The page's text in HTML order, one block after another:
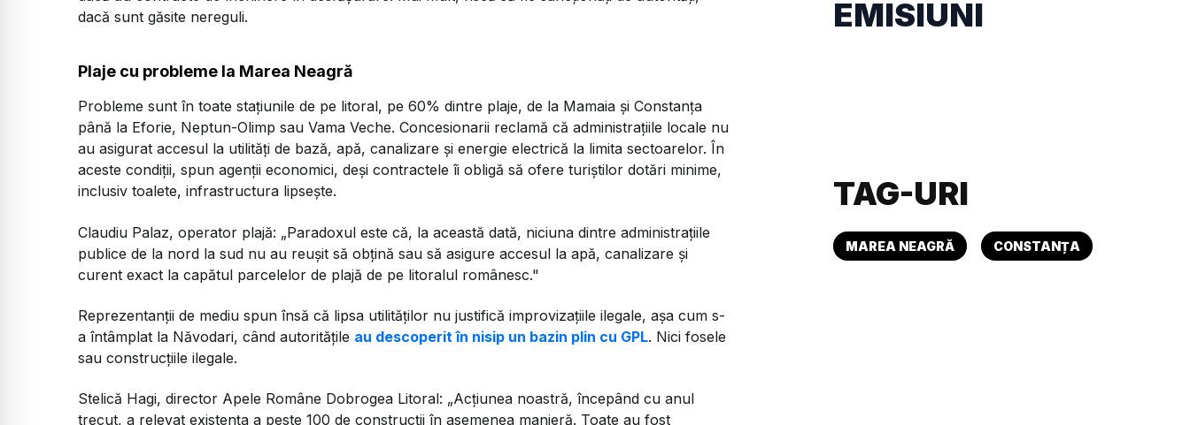
dacă sunt găsite nereguli.
Plaje cu probleme la Marea Neagră
Probleme sunt în toate stațiunile de pe litoral, pe 60% dintre plaje, de la Mamaia și Constanța
până la Eforie, Neptun-Olimp sau Vama Veche. Concesionarii reclamă că administrațiile locale nu
au asigurat accesul la utilități de bază, apă, canalizare și energie electrică la limita sectoarelor. În
aceste condiții, spun agenții economici, deși contractele îi obligă să ofere turiștilor dotări minime,
inclusiv toalete, infrastructura lipsește.
Claudiu Palaz, operator plajă: „Paradoxul este că, la această dată, niciuna dintre administraţiile
publice de la nord la sud nu au reuşit să obțină sau să asigure accesul la apă, canalizare şi
curent exact la capătul parcelelor de plajă de pe litoralul românesc."
Reprezentanții de mediu spun însă că lipsa utilităților nu justifică improvizațiile ilegale, așa cum s-
a întâmplat la Năvodari, când autoritățile au descoperit în nisip un bazin plin cu GPL. Nici fosele
sau construcțiile ilegale.
Stelică Hagi, director Apele Române Dobrogea Litoral: „Acțiunea noastră, începând cu anul
trecut, a relevat existența a peste 100 de construcții în asemenea manieră. Toate au fost
EMISIUNI
TAG-URI
MAREA NEAGRĂ CONSTANȚA